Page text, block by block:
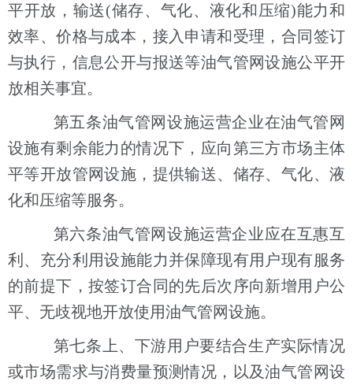
平开放，输送(储存、气化、液化和压缩)能力和
效率、价格与成本，接入申请和受理，合同签订
与执行，信息公开与报送等油气管网设施公平开
放相关事宜。
第五条油气管网设施运营企业在油气管网
设施有剩余能力的情况下，应向第三方市场主体
平等开放管网设施，提供输送、储存、气化、液
化和压缩等服务。
第六条油气管网设施运营企业应在互惠互
利、充分利用设施能力并保障现有用户现有服务
的前提下，按签订合同的先后次序向新增用户公
平、无歧视地开放使用油气管网设施。
第七条上、下游用户要结合生产实际情况
或市场需求与消费量预测情况，以及油气管网设